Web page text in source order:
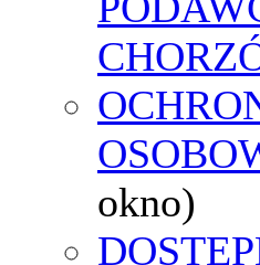
okno)